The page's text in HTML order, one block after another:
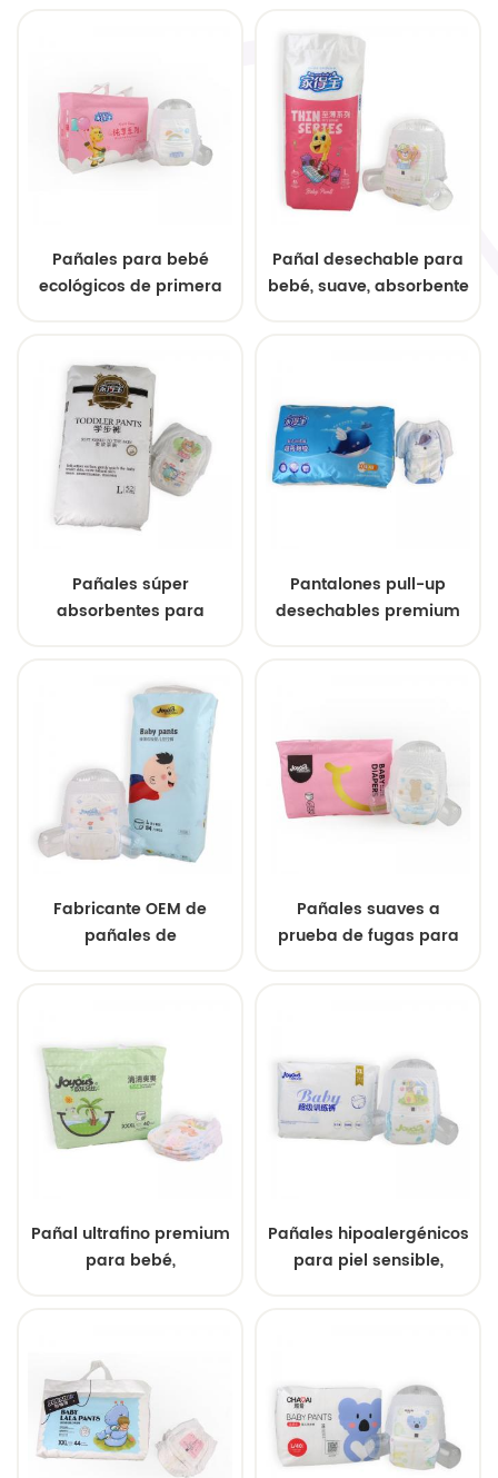
Pañales para bebé
ecológicos de primera
privadas personalizadas
Pañal desechable para
bebé, suave, absorbente
Pañales súper
absorbentes para
mayor, disponibles.
Pantalones pull-up
desechables premium
Fabricante OEM de
pañales de
protección 3D contra
fugas.
Pañales suaves a
prueba de fugas para
Pañal ultrafino premium
para bebé,
Pañales hipoalergénicos
para piel sensible,